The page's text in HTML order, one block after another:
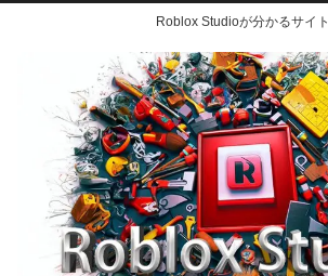
Roblox Studioが分かるサイト